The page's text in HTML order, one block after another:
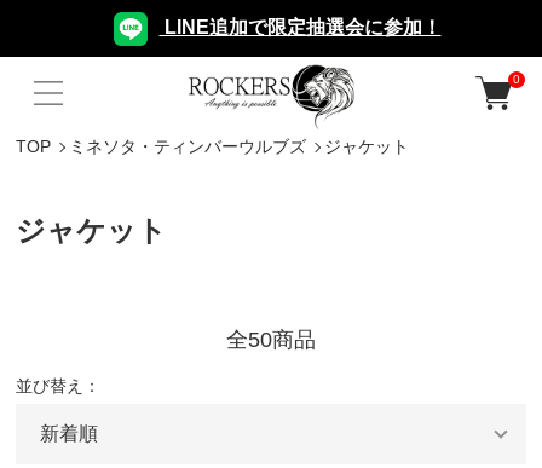
LINE追加で限定抽選会に参加！
0
TOP ミネソタ・ティンバーウルブズ ジャケット
ジャケット
全50商品
並び替え：